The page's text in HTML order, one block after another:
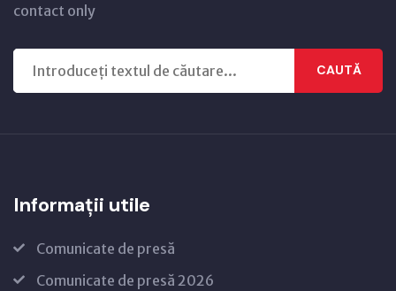
contact only
CAUTĂ
Informații utile
Comunicate de presă
Comunicate de presă 2026